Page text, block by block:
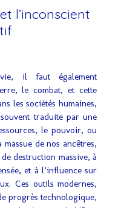
l’inconscient
il faut également
le combat, et cette
les sociétés humaines,
traduite par une
le pouvoir, ou
de nos ancêtres,
destruction massive, à
et à l’influence sur
Ces outils modernes,
progrès technologique,